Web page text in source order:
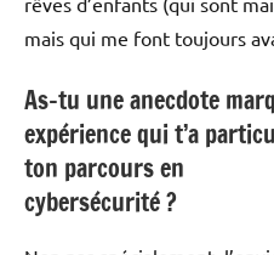
mais qui me font toujours
As-tu une anecdote
expérience qui t’a
ton parcours en
cybersécurité ?